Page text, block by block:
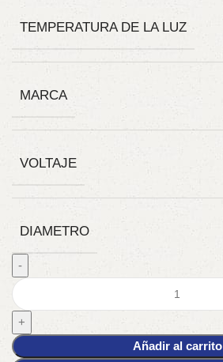
TEMPERATURA DE LA LUZ
MARCA
VOLTAJE
DIAMETRO
Añadir al carrito